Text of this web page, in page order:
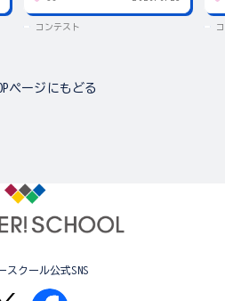
コンテスト
ページにもどる
スクール公式SNS